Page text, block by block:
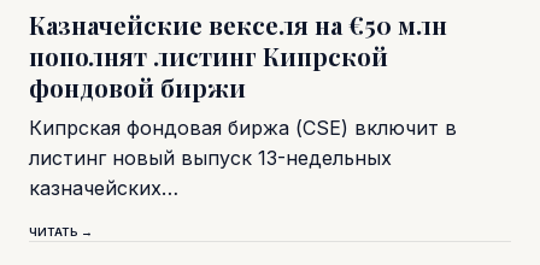
Казначейские векселя на €50 млн
пополнят листинг Кипрской
фондовой биржи
Кипрская фондовая биржа (CSE) включит в
листинг новый выпуск 13-недельных
казначейских…
ЧИТАТЬ →